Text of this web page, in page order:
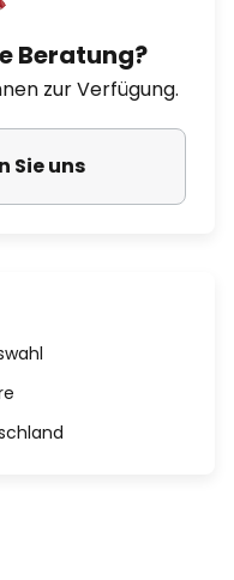
Beratung?
zur Verfügung.
Sie uns